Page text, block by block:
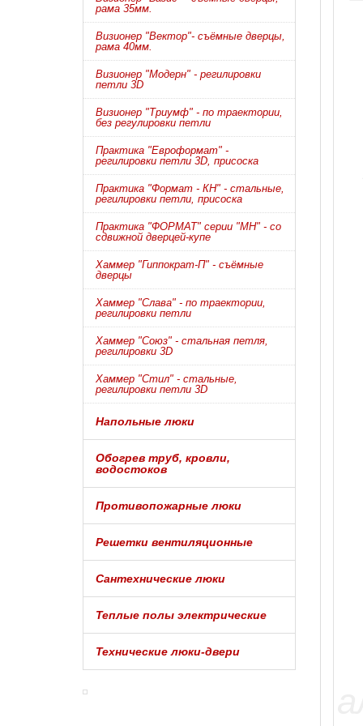
рама 35мм.
Визионер "Вектор"- съёмные дверцы,
рама 40мм.
Визионер "Модерн" - регилировки
петли 3D
Визионер "Триумф" - по траектории,
без регулировки петли
Практика "Евроформат" -
регилировки петли 3D, присоска
Практика "Формат - КН" - стальные,
регилировки петли, присоска
Практика "ФОРМАТ" серии "МН" - со
сдвижной дверцей-купе
Хаммер "Гиппократ-П" - съёмные
дверцы
Хаммер "Слава" - по траектории,
регилировки петли
Хаммер "Союз" - стальная петля,
регилировки 3D
Хаммер "Стил" - стальные,
регилировки петли 3D
Напольные люки
Обогрев труб, кровли,
водостоков
Противопожарные люки
Решетки вентиляционные
Сантехнические люки
Теплые полы электрические
Технические люки-двери